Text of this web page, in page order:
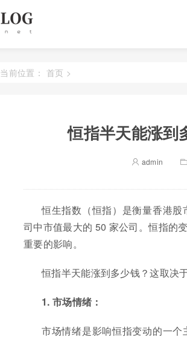
当前位置： 首页 >
恒指半天能涨到
admin
恒生指数（恒指）是衡量香港
司中市值最大的 50 家公司。恒指的
重要的影响。
恒指半天能涨到多少钱？这取决
1. 市场情绪：
市场情绪是影响恒指变动的一